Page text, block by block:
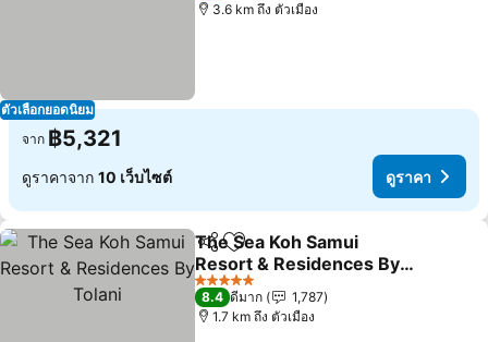
ตัวเลือกยอดนิยม
3.6 km ถึง ตัวเมือง
จาก ฿5,321
ดูราคาจาก 10 เว็บไซต์ ดูราคา
แชร์ เพิ่มในรายการโปรด
The Sea Koh Samui
Resort & Residences By
Tolani
ดูราคา
5 ดาว
8.4 ดีมาก
1,787
1.7 km ถึง ตัวเมือง